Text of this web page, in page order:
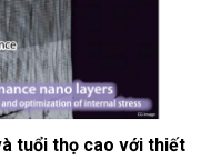
tuổi thọ cao với thiết